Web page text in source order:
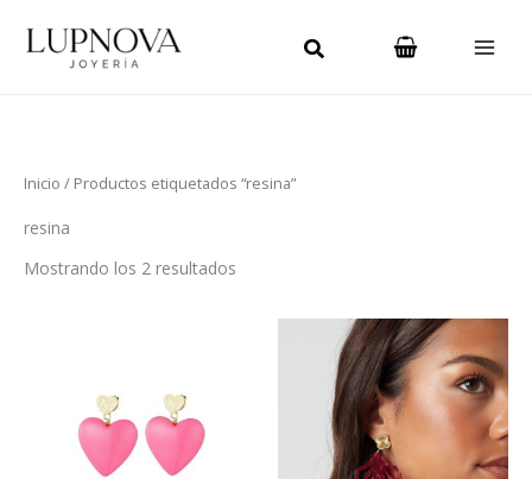
contenido
Inicio / Productos etiquetados “resina”
resina
Mostrando los 2 resultados